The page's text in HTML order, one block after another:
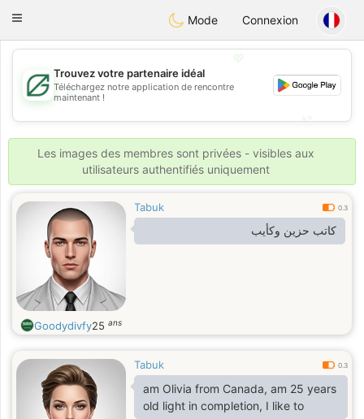
Gulf Dating
Toggle
Mode Connexion
💖
💕
Trouvez votre partenaire idéal
Téléchargez notre application de rencontre
maintenant !
Les images des membres sont privées - visibles aux
utilisateurs authentifiés uniquement
Tabuk 0.3
كاتب حزين وكأيب
Goodydivfy25 ans
Tabuk 0.3
am Olivia from Canada, am 25 years
old light in completion, I like to